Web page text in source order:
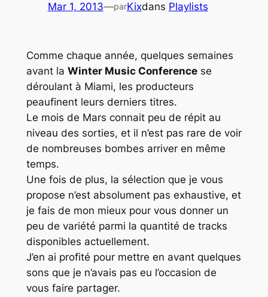
Mar 1, 2013—parKixdans Playlists
Comme chaque année, quelques semaines
avant la Winter Music Conferencese
déroulant à Miami, les producteurs
peaufinent leurs derniers titres.
Le mois de Mars connait peu de répit au
niveau des sorties, et il n’est pas rare de voir
de nombreuses bombes arriver en même
temps.
Une fois de plus, la sélection que je vous
propose n’est absolument pas exhaustive, et
je fais de mon mieux pour vous donner un
peu de variété parmi la quantité de tracks
disponibles actuellement.
J’en ai profité pour mettre en avant quelques
sons que je n’avais pas eu l’occasion de
vous faire partager.